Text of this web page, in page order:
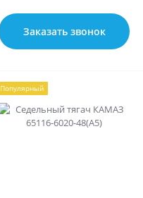
Заказать звонок
Популярный